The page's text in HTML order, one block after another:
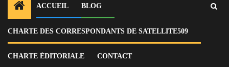
ACCUEIL BLOG
CHARTE DES CORRESPONDANTS DE SATELLITE509
CHARTE ÉDITORIALE CONTACT
Home
Actu
Offensive anti-gangs : le commissariat de Fonds-Verrettes attaqué, des
détenus s’évadent